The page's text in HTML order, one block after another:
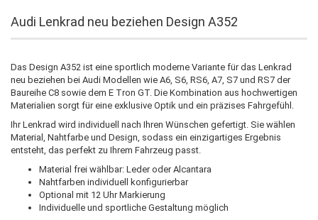
Audi Lenkrad neu beziehen Design A352
Das Design A352 ist eine sportlich moderne Variante für das Lenkrad
neu beziehen bei Audi Modellen wie A6, S6, RS6, A7, S7 und RS7 der
Baureihe C8 sowie dem E Tron GT. Die Kombination aus hochwertigen
Materialien sorgt für eine exklusive Optik und ein präzises Fahrgefühl.
Ihr Lenkrad wird individuell nach Ihren Wünschen gefertigt. Sie wählen
Material, Nahtfarbe und Design, sodass ein einzigartiges Ergebnis
entsteht, das perfekt zu Ihrem Fahrzeug passt.
Material frei wählbar: Leder oder Alcantara
Nahtfarben individuell konfigurierbar
Optional mit 12 Uhr Markierung
Individuelle und sportliche Gestaltung möglich